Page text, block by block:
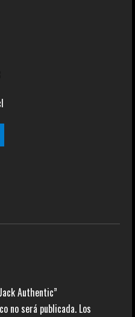
Authentic”
no será publicada. Los